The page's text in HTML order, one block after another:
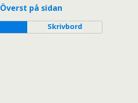
Överst på sidan
Skrivbord